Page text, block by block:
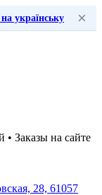
українську ×
Заказы на сайте
28, 61057